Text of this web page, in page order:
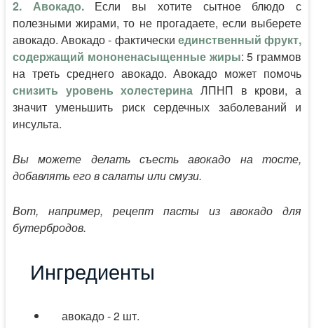
2. Авокадо.Если вы хотите сытное блюдо с
полезными жирами, то не прогадаете, если выберете
авокадо. Авокадо - фактически единственный фрукт,
содержащий мононенасыщенные жиры: 5 граммов
на треть среднего авокадо. Авокадо может помочь
снизить уровень холестерина ЛПНП в крови, а
значит уменьшить риск сердечных заболеваний и
инсульта.
Вы можете делать съесть авокадо на тосте,
добавлять его в салаты или смузи.
Вот, например, рецепт пасты из авокадо для
бутербродов.
Ингредиенты
авокадо - 2 шт.